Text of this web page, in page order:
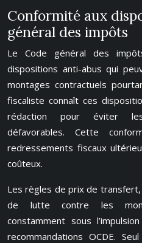
Conformité aux
général des impôts
Le Code général des
dispositions anti-abus qui
montages contractuels
fiscaliste connaît ces
rédaction pour éviter les
défavorables. Cette
redressements fiscaux
coûteux.
Les règles de prix de
de lutte contre les
constamment sous
recommandations OCDE.